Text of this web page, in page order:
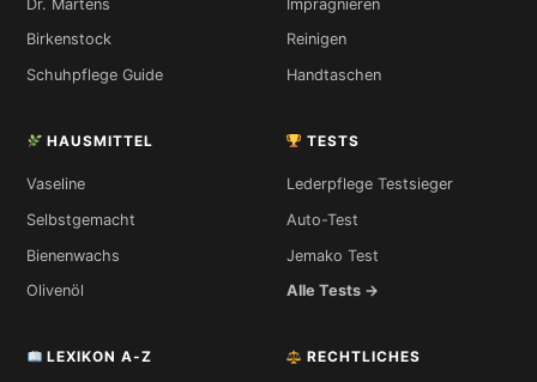
Dr. Martens
Birkenstock
Schuhpflege Guide
Imprägnieren
Reinigen
Handtaschen
HAUSMITTEL
Vaseline
Selbstgemacht
Bienenwachs
Olivenöl
TESTS
Lederpflege Testsieger
Auto-Test
Jemako Test
Alle Tests →
LEXIKON A-Z RECHTLICHES